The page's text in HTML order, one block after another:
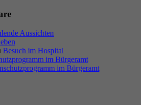
Aussichten
Besuch im Hospital
im Bürgeramt
im Bürgeramt